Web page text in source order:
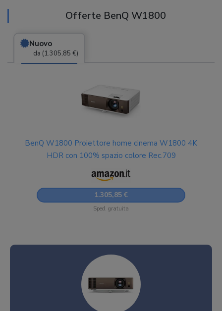
Offerte BenQ W1800
Nuovo
da (1.305,85 €)
BenQ W1800 Proiettore home cinema W1800 4K
HDR con 100% spazio colore Rec.709
1.305,85 €
Sped. gratuita